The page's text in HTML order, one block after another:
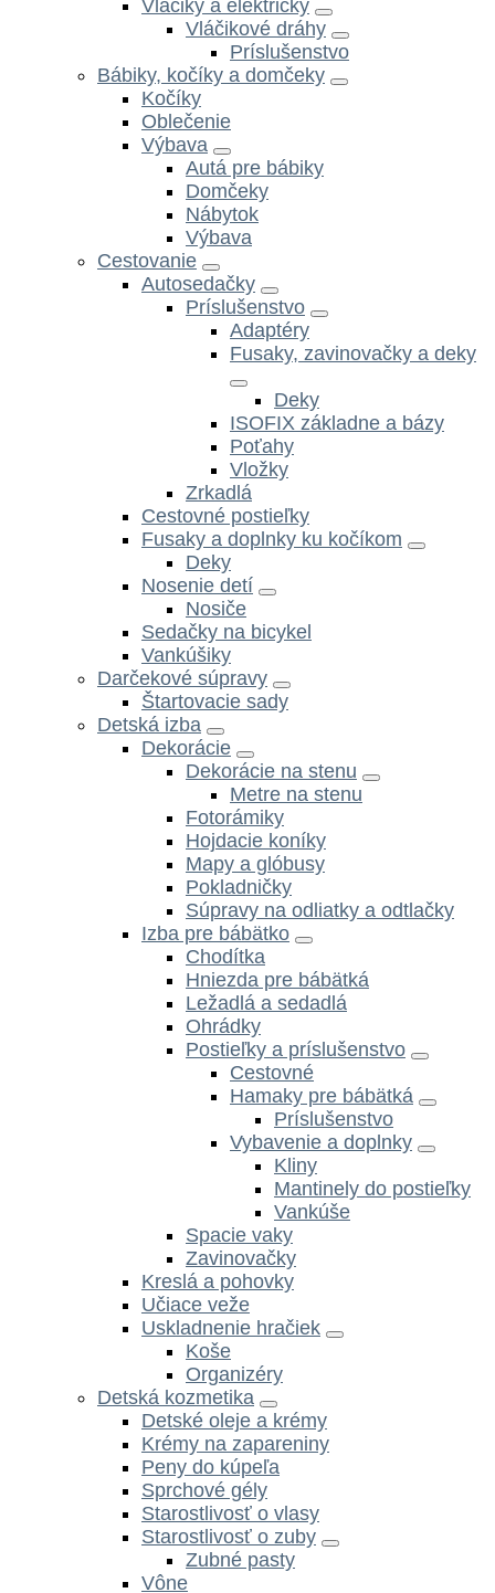
Vláčiky a električky
Vláčikové dráhy
Príslušenstvo
Bábiky, kočíky a domčeky
Kočíky
Oblečenie
Výbava
Autá pre bábiky
Domčeky
Nábytok
Výbava
Cestovanie
Autosedačky
Príslušenstvo
Adaptéry
Fusaky, zavinovačky a deky
Deky
ISOFIX základne a bázy
Poťahy
Vložky
Zrkadlá
Cestovné postieľky
Fusaky a doplnky ku kočíkom
Deky
Nosenie detí
Nosiče
Sedačky na bicykel
Vankúšiky
Darčekové súpravy
Štartovacie sady
Detská izba
Dekorácie
Dekorácie na stenu
Metre na stenu
Fotorámiky
Hojdacie koníky
Mapy a glóbusy
Pokladničky
Súpravy na odliatky a odtlačky
Izba pre bábätko
Chodítka
Hniezda pre bábätká
Ležadlá a sedadlá
Ohrádky
Postieľky a príslušenstvo
Cestovné
Hamaky pre bábätká
Príslušenstvo
Vybavenie a doplnky
Kliny
Mantinely do postieľky
Vankúše
Spacie vaky
Zavinovačky
Kreslá a pohovky
Učiace veže
Uskladnenie hračiek
Koše
Organizéry
Detská kozmetika
Detské oleje a krémy
Krémy na zapareniny
Peny do kúpeľa
Sprchové gély
Starostlivosť o vlasy
Starostlivosť o zuby
Zubné pasty
Vône